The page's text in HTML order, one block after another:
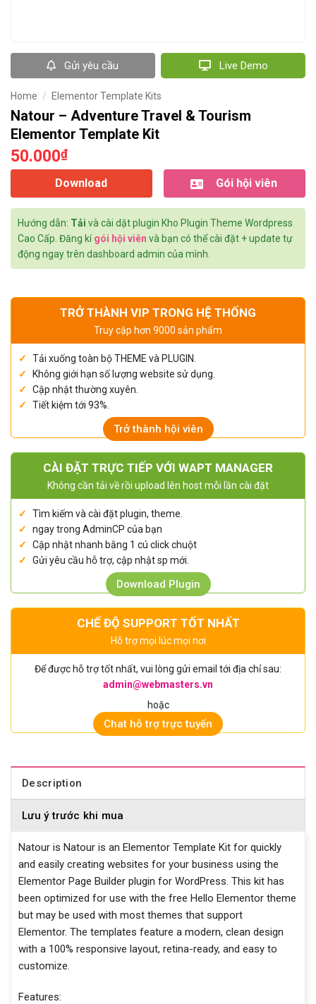
Gửi yêu cầu Live Demo
Home / Elementor Template Kits
Natour – Adventure Travel & Tourism
Elementor Template Kit
50.000₫
Download Gói hội viên
Hướng dẫn: Tải và cài dặt plugin Kho Plugin Theme Wordpress
Cao Cấp. Đăng kígói hội viên và bạn có thể cài đặt + update tự
động ngay trên dashboard admin của mình.
TRỞ THÀNH VIP TRONG HỆ THỐNG
Truy cập hơn 9000 sản phẩm
Tải xuống toàn bộ THEME và PLUGIN.
Không giới hạn số lượng website sử dụng.
Cập nhật thường xuyên.
Tiết kiệm tới 93%.
Trở thành hội viên
CÀI ĐẶT TRỰC TIẾP VỚI WAPT MANAGER
Không cần tải về rồi upload lên host mỗi lần cài đặt
Tìm kiếm và cài đặt plugin, theme.
ngay trong AdminCP của bạn
Cập nhật nhanh bằng 1 cú click chuột
Gửi yêu cầu hỗ trợ, cập nhật sp mới.
Download Plugin
CHẾ ĐỘ SUPPORT TỐT NHẤT
Hỗ trợ mọi lúc mọi nơi
Để được hỗ trợ tốt nhất, vui lòng gửi email tới địa chỉ sau:
admin@webmasters.vn
hoặc
Chat hỗ trợ trực tuyến
Description
Lưu ý trước khi mua
Natour is Natour is an Elementor Template Kit for quickly
and easily creating websites for your business using the
Elementor Page Builder plugin for WordPress. This kit has
been optimized for use with the free Hello Elementor theme
but may be used with most themes that support
Elementor. The templates feature a modern, clean design
with a 100% responsive layout, retina-ready, and easy to
customize.
Features: